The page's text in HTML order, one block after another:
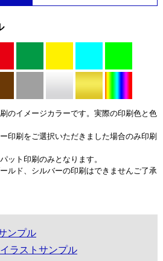
のイメージカラーです。実際の印刷色と色
印刷をご選択いただきました場合のみ印刷
ット印刷のみとなります。
ルド、シルバーの印刷はできませんご了承
ンプル
ラストサンプル